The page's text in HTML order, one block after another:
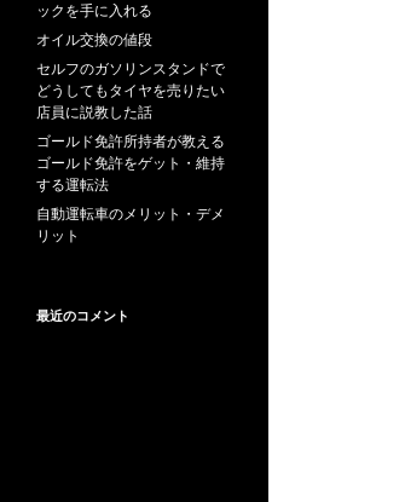
ックを手に入れる
オイル交換の値段
セルフのガソリンスタンドで
どうしてもタイヤを売りたい
店員に説教した話
ゴールド免許所持者が教える
ゴールド免許をゲット・維持
する運転法
自動運転車のメリット・デメ
リット
最近のコメント